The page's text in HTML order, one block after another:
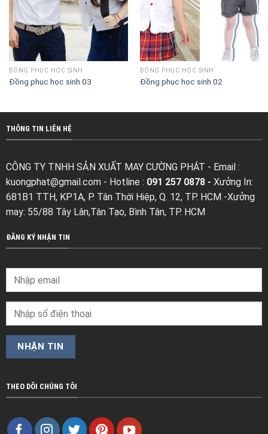
ĐỒNG PHỤC HỌC SINH
Đồng phục học sinh 03
ĐỒNG PHỤC HỌC SINH
Đồng phục học sinh 02
THÔNG TIN LIÊN HỆ
CÔNG TY TNHH SẢN XUẤT MAY CƯỜNG PHÁT - Email :
kuongphat@gmail.com- Hotline : 091 257 0878 - Xưởng In:
681B1 TTH, KP1A, P. Tân Thới Hiệp, Q. 12, TP. HCM -Xưởng
may: 55/88 Tây Lân,Tân Tạo, Bình Tân, TP. HCM
ĐĂNG KÝ NHẬN TIN
THEO DÕI CHÚNG TÔI